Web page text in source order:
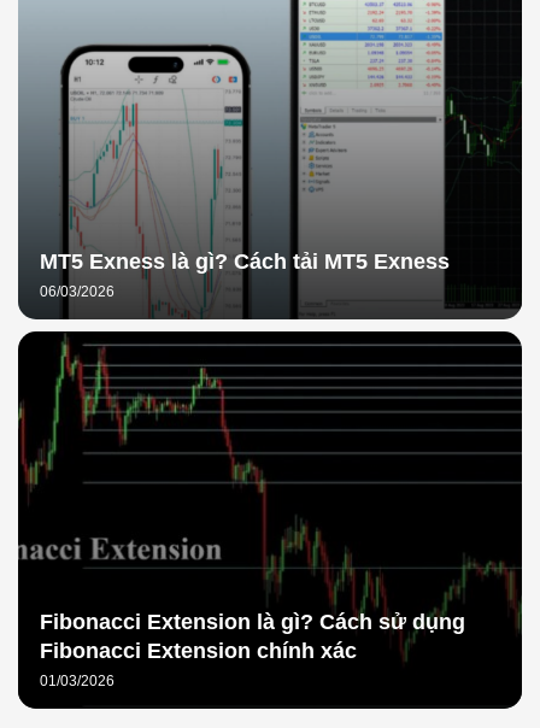
MT5 Exness là gì? Cách tải MT5 Exness
06/03/2026
Fibonacci Extension là gì? Cách sử dụng
Fibonacci Extension chính xác
01/03/2026